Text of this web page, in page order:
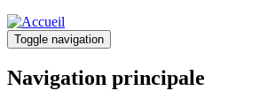
Toggle navigation
Navigation principale